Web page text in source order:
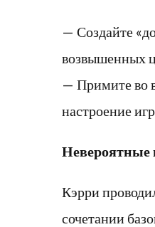
— Создайте
возвышенных
— Примите во
настроение
Невероятные
Кэрри
сочетании